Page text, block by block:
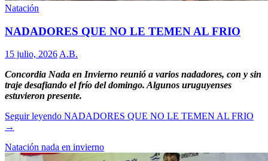
Natación
NADADORES QUE NO LE TEMEN AL FRIO
15 julio, 2026 A.B.
Concordia Nada en Invierno reunió a varios nadadores, con y sin
traje desafiando el frío del domingo. Algunos uruguyenses
estuvieron presente.
Seguir leyendo NADADORES QUE NO LE TEMEN AL FRIO
→
Natación nada en invierno